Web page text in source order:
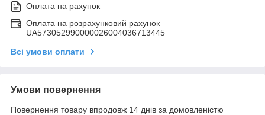
Оплата на рахунок
Оплата на розрахунковий рахунок
UA573052990000026004036713445
Всі умови оплати
Умови повернення
Повернення товару впродовж 14 днів за домовленістю